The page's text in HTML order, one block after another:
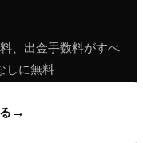
、出金手数料がすべ
しに無料
→